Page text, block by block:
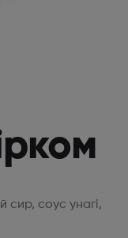
сир, соус унагі,